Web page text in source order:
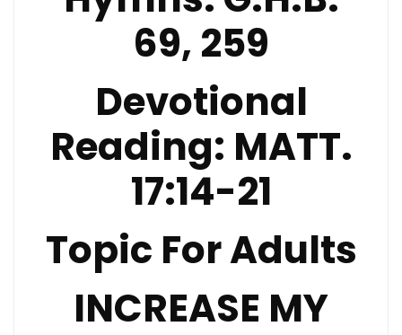
69, 259
Devotional
Reading: MATT.
17:14-21
Topic For Adults
INCREASE MY